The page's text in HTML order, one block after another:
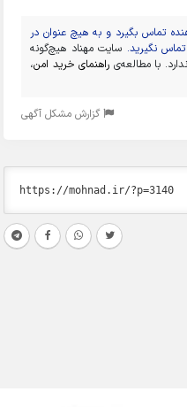
تماس بگیرد و به هیچ عنوان در
نگیرید. سایت مهناد هیچ‌گونه
با مطالعه‌ی راهنمای خرید امن،
گزارش مشکل آگهی